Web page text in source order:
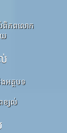
ពិភពលោក
យ
អត្ថបទ
ខ្យល់